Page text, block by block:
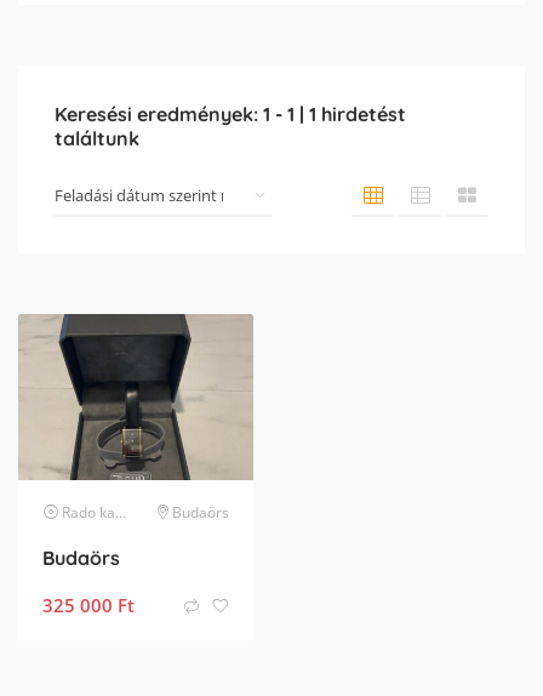
Keresési eredmények: 1 - 1 | 1 hirdetést
találtunk
Rado karóra Budaörs
Budaörs
325 000 Ft